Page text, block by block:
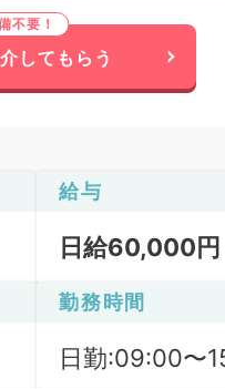
してもらう
給与
日給60,000円
勤務時間
日勤:09:00〜